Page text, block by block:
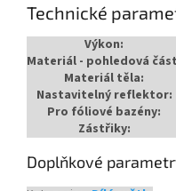
Technické
Výkon:
Materiál - pohledová
Materiál těla:
Nastavitelný reflektor:
Pro fóliové bazény:
Zástřiky:
Doplňkové